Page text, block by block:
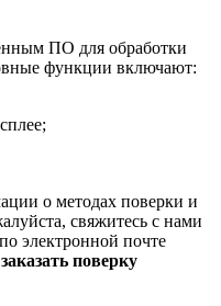
ПО для обработки
функции включают:
о методах поверки и
свяжитесь с нами
электронной почте
заказать поверку